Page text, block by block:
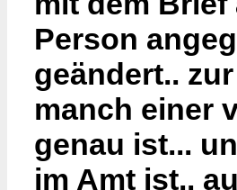
Person
geändert..
manch einer
genau ist...
im Amt ist..